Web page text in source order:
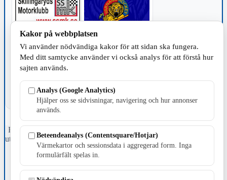
TILLVERKNING
Fristående webbtidningsföretag grundat 1991 som sedan 2002 ger
ut tidningen Skillingaryd.nu och 2010 lanserades Värnamo.nu. Från
april 2026 omfattar Skillingaryd.nu tre kommuner: Gnosjö,
Värnamo och Vaggeryds kommun.
Kakor på webbplatsen
Vi använder nödvändiga kakor för att sidan ska fungera.
Med ditt samtycke använder vi också analys för att förstå hur
sajten används.
Analys (Google Analytics)
Hjälper oss se sidvisningar, navigering och hur annonser
används.
Beteendeanalys (Contentsquare/Hotjar)
Värmekartor och sessionsdata i aggregerad form. Inga
formulärfält spelas in.